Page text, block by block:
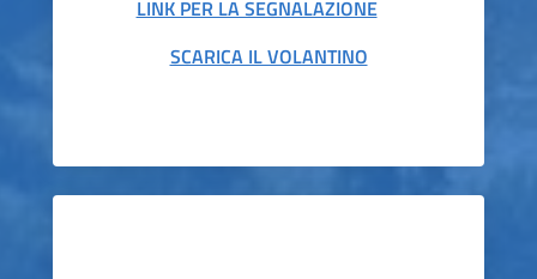
LINK PER LA SEGNALAZIONE
SCARICA IL VOLANTINO